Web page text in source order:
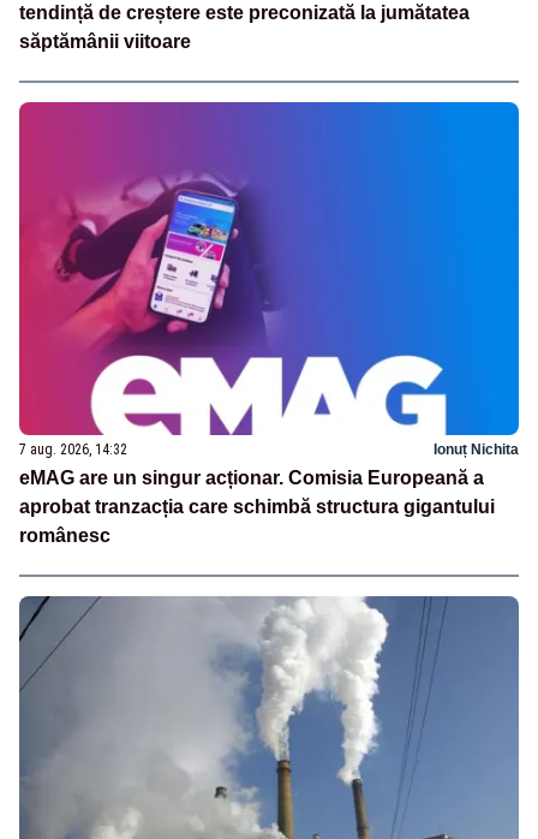
tendință de creștere este preconizată la jumătatea
săptămânii viitoare
7 aug. 2026, 14:32 Ionuț Nichita
eMAG are un singur acționar. Comisia Europeană a
aprobat tranzacția care schimbă structura gigantului
românesc